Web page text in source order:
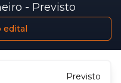
- Previsto
edital
Previsto